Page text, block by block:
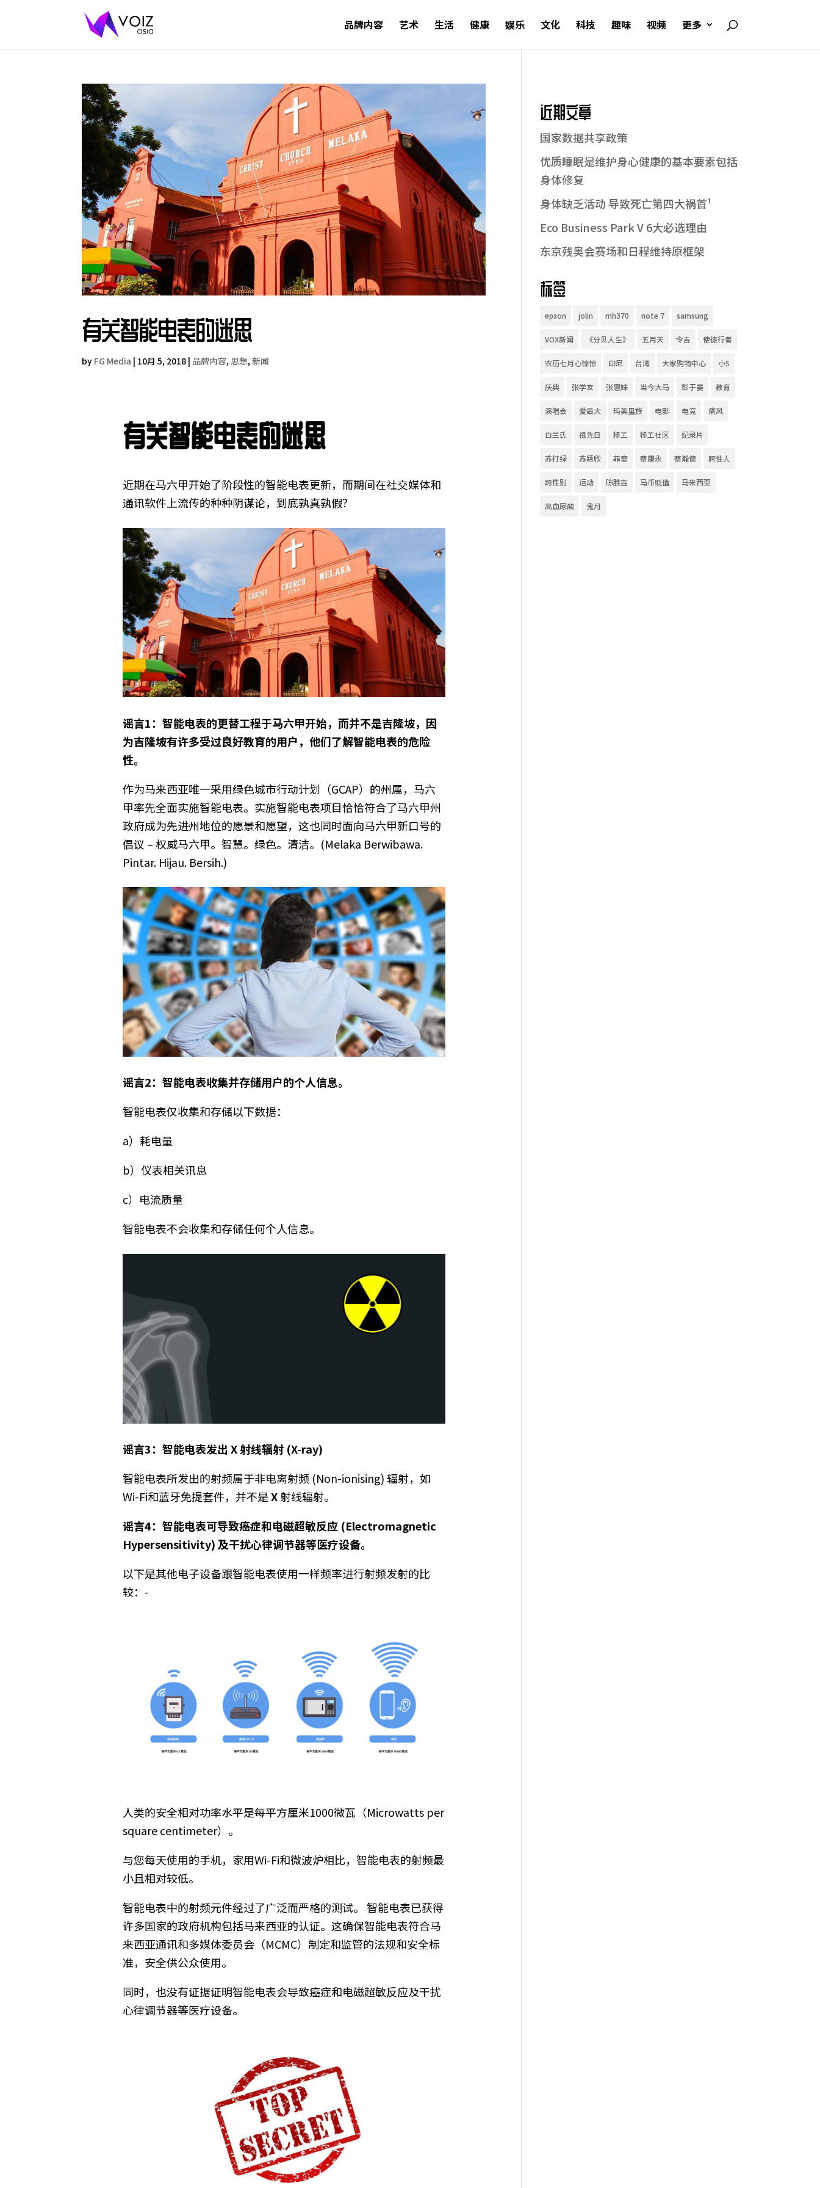
品牌内容 艺术 生活 健康 娱乐 文化 科技 趣味 视频 更多
有关智能电表的迷思
by FG Media | 10月 5, 2018 | 品牌内容, 思想,新闻
有关智能电表的迷思
近期在马六甲开始了阶段性的智能电表更新，而期间在社交媒体和
通讯软件上流传的种种阴谋论，到底孰真孰假？
谣言1：智能电表的更替工程于马六甲开始，而并不是吉隆坡，因
为吉隆坡有许多受过良好教育的用户，他们了解智能电表的危险
性。
作为马来西亚唯一采用绿色城市行动计划（GCAP）的州属，马六
甲率先全面实施智能电表。实施智能电表项目恰恰符合了马六甲州
政府成为先进州地位的愿景和愿望，这也同时面向马六甲新口号的
倡议 –权威马六甲。智慧。绿色。清洁。 (Melaka Berwibawa.
Pintar. Hijau. Bersih.)
谣言2：智能电表收集并存储用户的个人信息。
智能电表仅收集和存储以下数据：
a）耗电量
b）仪表相关讯息
c）电流质量
智能电表不会收集和存储任何个人信息。
谣言3：智能电表发出X射线辐射 (X-ray)
智能电表所发出的射频属于非电离射频 (Non-ionising)辐射，如
Wi-Fi和蓝牙免提套件，并不是X射线辐射。
谣言4：智能电表可导致癌症和电磁超敏反应 (Electromagnetic
Hypersensitivity) 及干扰心律调节器等医疗设备。
以下是其他电子设备跟智能电表使用一样频率进行射频发射的比
较：-
人类的安全相对功率水平是每平方厘米1000微瓦（Microwatts per
square centimeter）。
与您每天使用的手机，家用Wi-Fi和微波炉相比，智能电表的射频最
小且相对较低。
智能电表中的射频元件经过了广泛而严格的测试。 智能电表已获得
许多国家的政府机构包括马来西亚的认证。这确保智能电表符合马
来西亚通讯和多媒体委员会（MCMC）制定和监管的法规和安全标
准，安全供公众使用。
同时，也没有证据证明智能电表会导致癌症和电磁超敏反应及干扰
心律调节器等医疗设备。
近期文章
国家数据共享政策
优质睡眠是维护身心健康的基本要素包括
身体修复
身体缺乏活动 导致死亡第四大祸首¹
Eco Business Park V 6大必选理由
东京残奥会赛场和日程维持原框架
标签
epson jolin mh370 note 7 samsung
VOX新闻 《分贝人生》 五月天 令吉 使徒行者
农历七月心惊惊 印尼 台湾 大家购物中心 小S
庆典 张学友 张惠妹 当今大马 彭于晏 教育
演唱会 爱最大 玛美里族 电影 电竞 痛风
白兰氏 祖先日 移工 移工社区 纪录片
苏打绿 苏颖欣 菲裔 蔡康永 蔡瀚億 跨性人
跨性别 运动 陈胜吉 马币贬值 马来西亚
高血尿酸 鬼月